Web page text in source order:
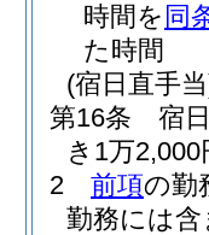
時間を 同
た時間
(宿日直手
第16条
宿
き1万
2
前項の勤
勤務には